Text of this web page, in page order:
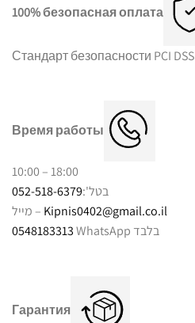
100% безопасная оплата
Стандарт безопасности PCI DSS
Время работы
10:00 – 18:00
בטל':052-518-6379
מייל – Kipnis0402@gmail.co.il
0548183313
WhatsApp בלבד
Гарантия